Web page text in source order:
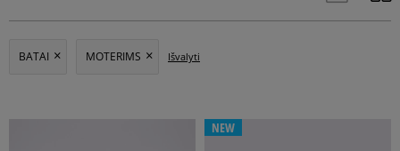
BATAI MOTERIMS Išvalyti
NEW